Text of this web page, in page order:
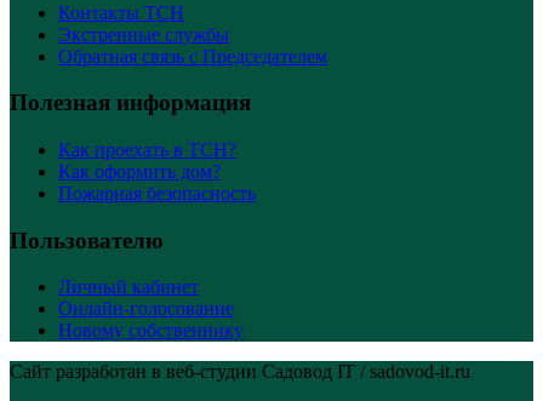
Контакты ТСН
Экстренные службы
Обратная связь с Председателем
Полезная информация
Как проехать в ТСН?
Как оформить дом?
Пожарная безопасность
Пользователю
Личный кабинет
Онлайн-голосование
Новому собственнику
Сайт разработан в веб-студии Садовод IT / sadovod-it.ru